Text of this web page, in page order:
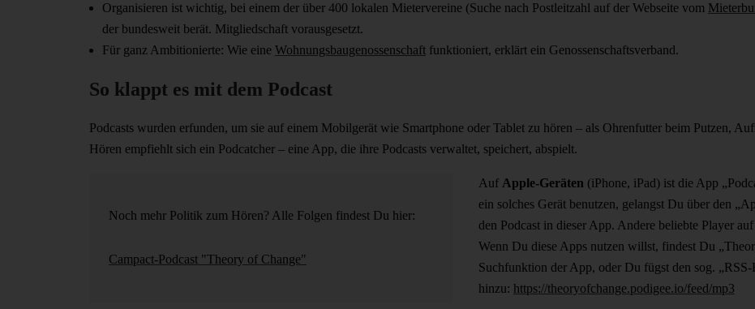
Organisieren ist wichtig, bei einem der über 400 lokalen Mietervereine (Suche nach Postleitzahl auf der Webseite vom
der bundesweit berät. Mitgliedschaft vorausgesetzt.
Für ganz Ambitionierte: Wie eine Wohnungsbaugenossenschaft funktioniert, erklärt ein Genossenschaftsverband.
So klappt es mit dem Podcast
Podcasts wurden erfunden, um sie auf einem Mobilgerät wie Smartphone oder Tablet zu hören – als Ohrenfutter beim Putzen,
Hören empfiehlt sich ein Podcatcher – eine App, die ihre Podcasts verwaltet, speichert, abspielt.
Noch mehr Politik zum Hören? Alle Folgen findest Du hier:
Campact-Podcast "Theory of Change"
Auf Apple-Geräten (iPhone, iPad) ist die App
ein solches Gerät benutzen, gelangst Du über den
den Podcast in dieser App. Andere beliebte Player
Wenn Du diese Apps nutzen willst, findest Du
Suchfunktion der App, oder Du fügst den sog. „RSS-
hinzu: https://theoryofchange.podigee.io/feed/mp3